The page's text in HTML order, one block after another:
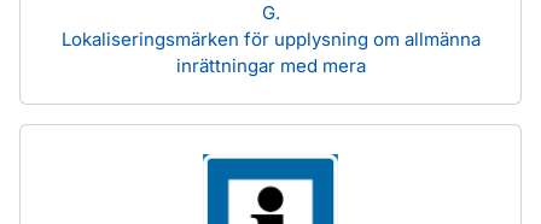
G.
Lokaliseringsmärken för upplysning om allmänna
inrättningar med mera